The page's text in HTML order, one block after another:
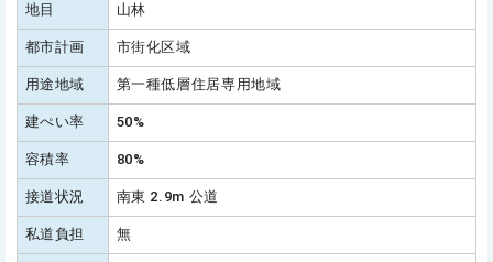
地目 山林
都市計画 市街化区域
用途地域 第一種低層住居専用地域
建ぺい率 50%
容積率 80%
接道状況 南東 2.9m 公道
私道負担 無